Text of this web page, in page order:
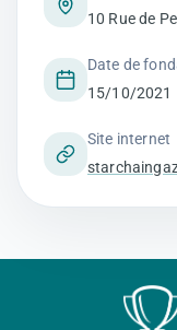
10 Rue de
Date de
15/10/2021
Site internet